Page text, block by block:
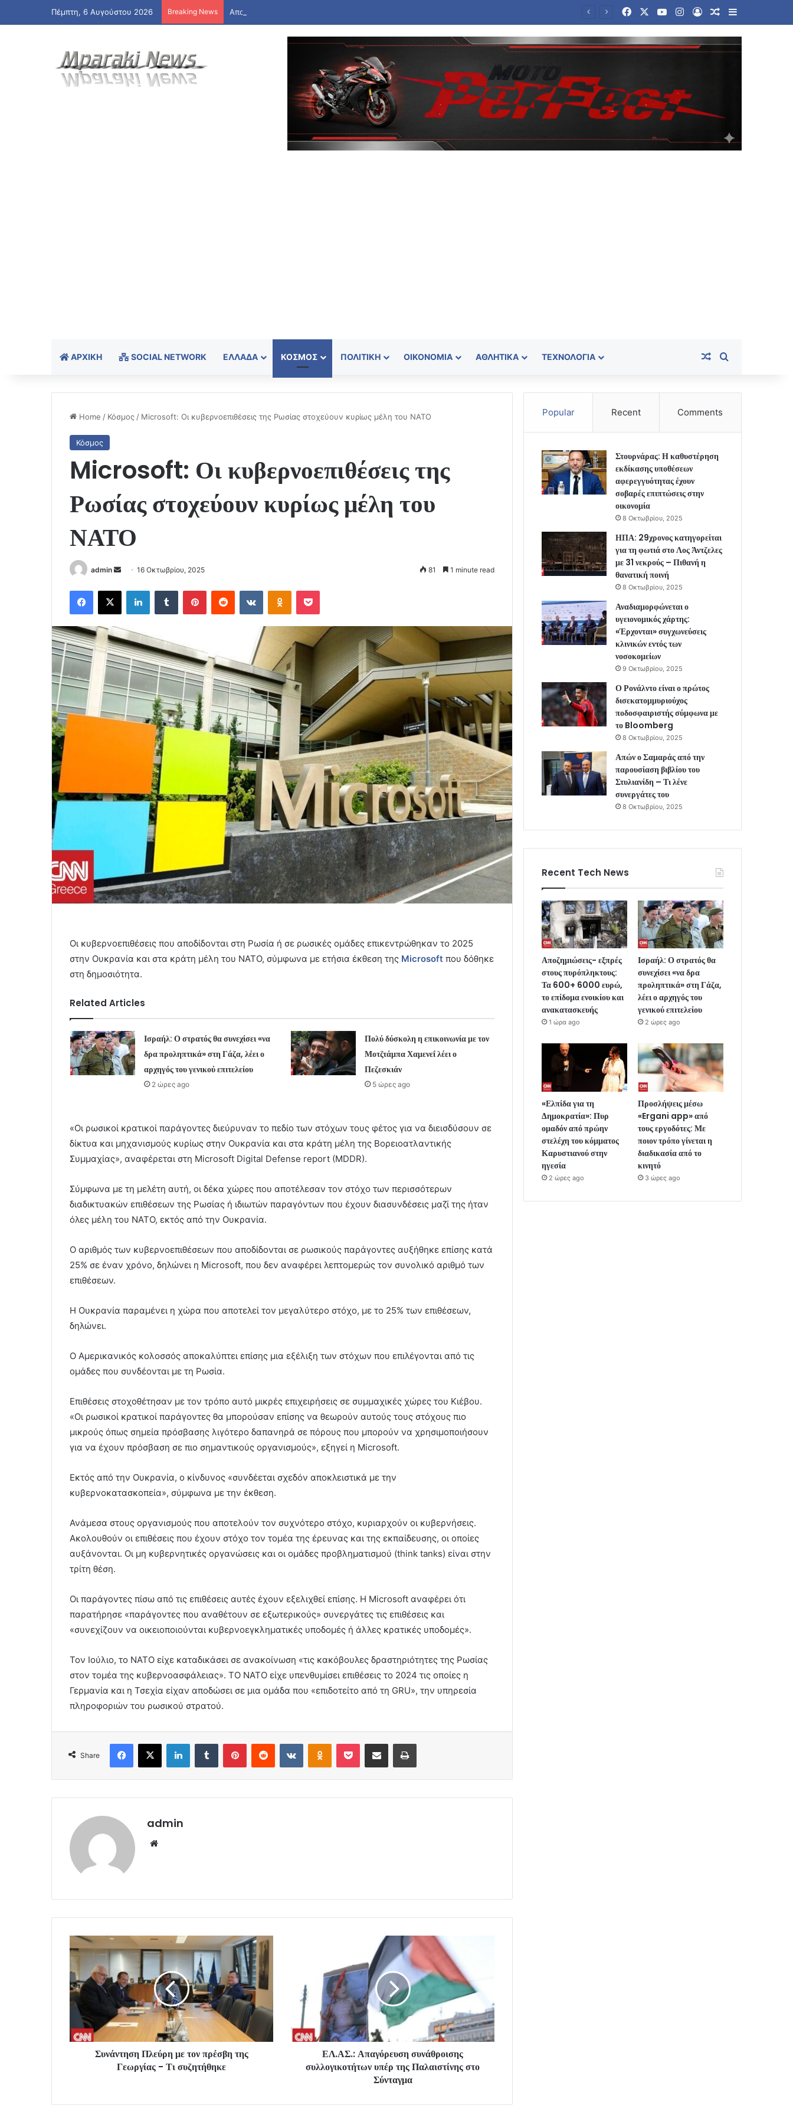
Πέμπτη, 6 Αυγούστου 2026 Breaking News FacebookYouTubeInstagram
Log InRandom Article
Sidebar
ΑΡΧΙΚΉ SOCIAL NETWORK ΕΛΛΆΔΑ ΚΌΣΜΟΣ ΠΟΛΙΤΙΚΉ ΟΙΚΟΝΟΜΊΑ ΑΘΛΗΤΙΚΆ ΤΕΧΝΟΛΟΓΊΑ Random Article
Home / Κόσμος / Microsoft: Οι κυβερνοεπιθέσεις της Ρωσίας στοχεύουν κυρίως μέλη του ΝΑΤΟ
Κόσμος
Microsoft: Οι κυβερνοεπιθέσεις της
Ρωσίας στοχεύουν κυρίως μέλη του
ΝΑΤΟ
admin
Send
email
16 Οκτωβρίου, 2025 81 1 minute read
Facebook
X LinkedInTumblr PinterestReddit VKontakteOdnoklassniki
Pocket
Οι κυβερνοεπιθέσεις που αποδίδονται στη Ρωσία ή σε ρωσικές ομάδες επικεντρώθηκαν το 2025
στην Ουκρανία και στα κράτη μέλη του ΝΑΤΟ, σύμφωνα με ετήσια έκθεση της Microsoft που δόθηκε
στη δημοσιότητα.
Related Articles
Ισραήλ: Ο στρατός θα συνεχίσει «να
δρα προληπτικά» στη Γάζα, λέει ο
αρχηγός του γενικού επιτελείου
2 ώρες ago
Πολύ δύσκολη η επικοινωνία με τον
Μοτζτάμπα Χαμενεΐ λέει ο
Πεζεσκιάν
5 ώρες ago
«Οι ρωσικοί κρατικοί παράγοντες διεύρυναν το πεδίο των στόχων τους φέτος για να διεισδύσουν σε
δίκτυα και μηχανισμούς κυρίως στην Ουκρανία και στα κράτη μέλη της Βορειοατλαντικής
Συμμαχίας», αναφέρεται στη Microsoft Digital Defense report (MDDR).
Σύμφωνα με τη μελέτη αυτή, οι δέκα χώρες που αποτέλεσαν τον στόχο των περισσότερων
διαδικτυακών επιθέσεων της Ρωσίας ή ιδιωτών παραγόντων που έχουν διασυνδέσεις μαζί της ήταν
όλες μέλη του ΝΑΤΟ, εκτός από την Ουκρανία.
Ο αριθμός των κυβερνοεπιθέσεων που αποδίδονται σε ρωσικούς παράγοντες αυξήθηκε επίσης κατά
25% σε έναν χρόνο, δηλώνει η Microsoft, που δεν αναφέρει λεπτομερώς τον συνολικό αριθμό των
επιθέσεων.
Η Ουκρανία παραμένει η χώρα που αποτελεί τον μεγαλύτερο στόχο, με το 25% των επιθέσεων,
δηλώνει.
Ο Αμερικανικός κολοσσός αποκαλύπτει επίσης μια εξέλιξη των στόχων που επιλέγονται από τις
ομάδες που συνδέονται με τη Ρωσία.
Επιθέσεις στοχοθέτησαν με τον τρόπο αυτό μικρές επιχειρήσεις σε συμμαχικές χώρες του Κιέβου.
«Οι ρωσικοί κρατικοί παράγοντες θα μπορούσαν επίσης να θεωρούν αυτούς τους στόχους πιο
μικρούς όπως σημεία πρόσβασης λιγότερο δαπανηρά σε πόρους που μπορούν να χρησιμοποιήσουν
για να έχουν πρόσβαση σε πιο σημαντικούς οργανισμούς», εξηγεί η Microsoft.
Εκτός από την Ουκρανία, ο κίνδυνος «συνδέεται σχεδόν αποκλειστικά με την
κυβερνοκατασκοπεία», σύμφωνα με την έκθεση.
Ανάμεσα στους οργανισμούς που αποτελούν τον συχνότερο στόχο, κυριαρχούν οι κυβερνήσεις.
Ακολουθούν οι επιθέσεις που έχουν στόχο τον τομέα της έρευνας και της εκπαίδευσης, οι οποίες
αυξάνονται. Οι μη κυβερνητικές οργανώσεις και οι ομάδες προβληματισμού (think tanks) είναι στην
τρίτη θέση.
Οι παράγοντες πίσω από τις επιθέσεις αυτές έχουν εξελιχθεί επίσης. Η Microsoft αναφέρει ότι
παρατήρησε «παράγοντες που αναθέτουν σε εξωτερικούς» συνεργάτες τις επιθέσεις και
«συνεχίζουν να οικειοποιούνται κυβερνοεγκληματικές υποδομές ή άλλες κρατικές υποδομές».
Τον Ιούλιο, το ΝΑΤΟ είχε καταδικάσει σε ανακοίνωση «τις κακόβουλες δραστηριότητες της Ρωσίας
στον τομέα της κυβερνοασφάλειας». ΤΟ ΝΑΤΟ είχε υπενθυμίσει επιθέσεις το 2024 τις οποίες η
Γερμανία και η Τσεχία είχαν αποδώσει σε μια ομάδα που «επιδοτείτο από τη GRU», την υπηρεσία
πληροφοριών του ρωσικού στρατού.
Share
Facebook
X LinkedInTumblr PinterestReddit VKontakteOdnoklassniki
Pocket Share via Email Print
admin
Συνάντηση Πλεύρη με τον πρέσβη της
Γεωργίας - Τι συζητήθηκε
ΕΛ.ΑΣ.: Απαγόρευση συνάθροισης
συλλογικοτήτων υπέρ της Παλαιστίνης στο
Σύνταγμα
Popular Recent Comments
Στουρνάρας: Η καθυστέρηση
εκδίκασης υποθέσεων
αφερεγγυότητας έχουν
σοβαρές επιπτώσεις στην
οικονομία
8 Οκτωβρίου, 2025
ΗΠΑ: 29χρονος κατηγορείται
για τη φωτιά στο Λος Άντζελες
με 31 νεκρούς – Πιθανή η
θανατική ποινή
8 Οκτωβρίου, 2025
Αναδιαμορφώνεται ο
υγειονομικός χάρτης:
«Έρχονται» συγχωνεύσεις
κλινικών εντός των
νοσοκομείων
9 Οκτωβρίου, 2025
Ο Ρονάλντο είναι ο πρώτος
δισεκατομμυριούχος
ποδοσφαιριστής σύμφωνα με
το Bloomberg
8 Οκτωβρίου, 2025
Απών ο Σαμαράς από την
παρουσίαση βιβλίου του
Στυλιανίδη – Τι λένε
συνεργάτες του
8 Οκτωβρίου, 2025
Recent Tech News
Αποζημιώσεις- εξπρές
στους πυρόπληκτους:
Τα 600+ 6000 ευρώ,
το επίδομα ενοικίου και
ανακατασκευής
1 ώρα ago
Ισραήλ: Ο στρατός θα
συνεχίσει «να δρα
προληπτικά» στη Γάζα,
λέει ο αρχηγός του
γενικού επιτελείου
2 ώρες ago
«Ελπίδα για τη
Δημοκρατία»: Πυρ
ομαδόν από πρώην
στελέχη του κόμματος
Καρυστιανού στην
ηγεσία
2 ώρες ago
Προσλήψεις μέσω
«Ergani app» από
τους εργοδότες: Με
ποιον τρόπο γίνεται η
διαδικασία από το
κινητό
3 ώρες ago